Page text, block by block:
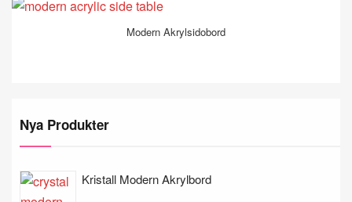
Modern Akrylsidobord
Nya Produkter
Kristall Modern Akrylbord